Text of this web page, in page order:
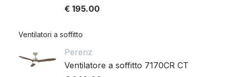
€ 195.00
Ventilatori a soffitto
Perenz
Ventilatore a soffitto 7170CR CT